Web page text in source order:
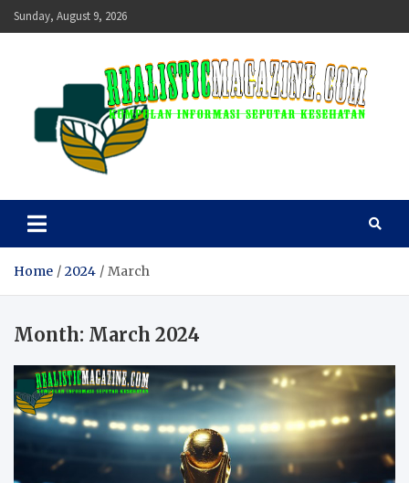
Skip
to
Sunday, August 9, 2026
realisticmagazine
Home 2024 March
Month: March 2024